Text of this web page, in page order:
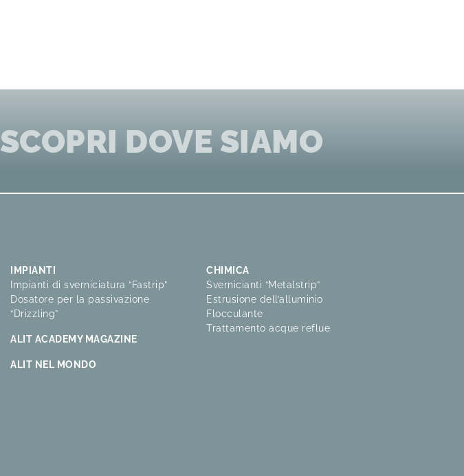
SCOPRI DOVE SIAMO
IMPIANTI
Impianti di sverniciatura “Fastrip”
Dosatore per la passivazione
“Drizzling”
ALIT ACADEMY MAGAZINE
ALIT NEL MONDO
CHIMICA
Svernicianti “Metalstrip”
Estrusione dell’alluminio
Flocculante
Trattamento acque reflue